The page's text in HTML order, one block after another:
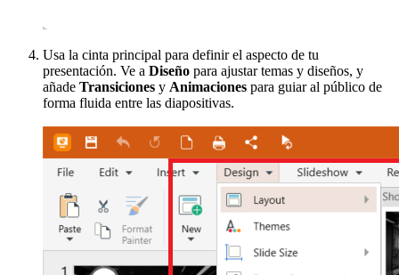
Usa la cinta principal para definir el aspecto de tu
presentación. Ve a Diseño para ajustar temas y diseños, y
añade Transiciones y Animaciones para guiar al público de
forma fluida entre las diapositivas.